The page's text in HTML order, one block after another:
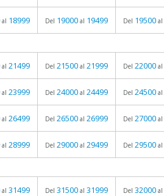
al 18999 Del 19000 al 19499 Del 19500 al
al 21499 Del 21500 al 21999 Del 22000 al
al 23999 Del 24000 al 24499 Del 24500 al
al 26499 Del 26500 al 26999 Del 27000 al
al 28999 Del 29000 al 29499 Del 29500 al
al 31499 Del 31500 al 31999 Del 32000 al